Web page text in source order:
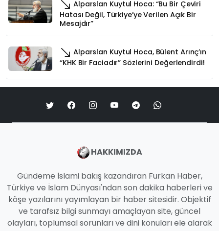
Alparslan Kuytul Hoca: “Bu Bir Çeviri
Hatası Değil, Türkiye’ye Verilen Açık Bir
Mesajdır”
Alparslan Kuytul Hoca, Bülent Arınç’ın
“KHK Bir Faciadır” Sözlerini Değerlendirdi!
HAKKIMIZDA
Gündeme İslami bakış kazandıran Furkan Haber,
Türkiye ve İslam Dünyası'ndan son dakika haberleri ve
köşe yazılarını yayımlayan bir haber sitesidir. Objektif
ve tarafsız bilgi sunmayı amaçlayan site, güncel
olayları, toplumsal sorunları ve dini konuları ele alarak